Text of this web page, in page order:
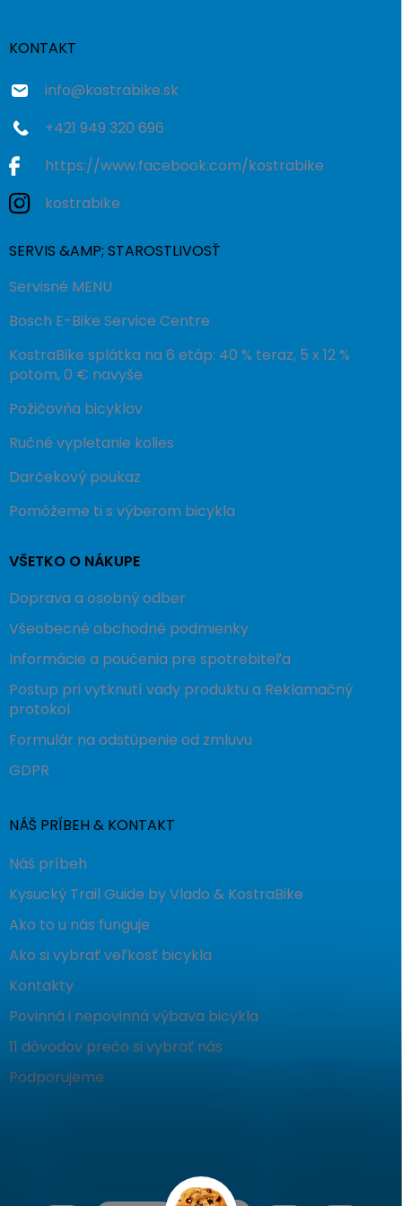
KONTAKT
info@kostrabike.sk
+421 949 320 696
https://www.facebook.com/kostrabike
kostrabike
SERVIS &AMP; STAROSTLIVOSŤ
Servisné MENU
Bosch E-Bike Service Centre
KostraBike splátka na 6 etáp: 40 % teraz, 5 x 12 %
potom, 0 € navyše.
Požičovňa bicyklov
Ručné vypletanie kolies
Darčekový poukaz
Pomôžeme ti s výberom bicykla
VŠETKO O NÁKUPE
Doprava a osobný odber
Všeobecné obchodné podmienky
Informácie a poučenia pre spotrebiteľa
Postup pri vytknutí vady produktu a Reklamačný
protokol
Formulár na odstúpenie od zmluvu
GDPR
NÁŠ PRÍBEH & KONTAKT
Náš príbeh
Kysucký Trail Guide by Vlado & KostraBike
Ako to u nás funguje
Ako si vybrať veľkosť bicykla
Kontakty
Povinná i nepovinná výbava bicykla
11 dôvodov prečo si vybrať nás
Podporujeme